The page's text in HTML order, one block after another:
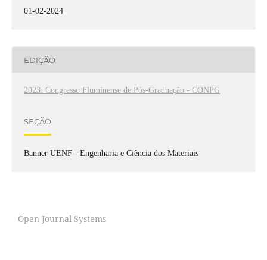
01-02-2024
EDIÇÃO
2023: Congresso Fluminense de Pós-Graduação - CONPG
SEÇÃO
Banner UENF - Engenharia e Ciência dos Materiais
Open Journal Systems